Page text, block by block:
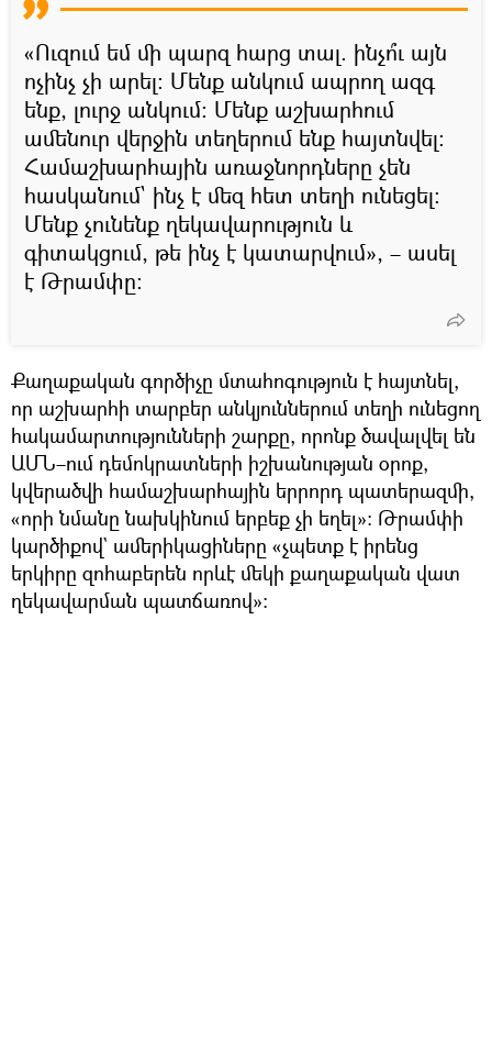
«Ուզում եմ մի պարզ հարց տալ. ինչո՞ւ այն
ոչինչ չի արել։ Մենք անկում ապրող ազգ
ենք, լուրջ անկում։ Մենք աշխարհում
ամենուր վերջին տեղերում ենք հայտնվել։
Համաշխարհային առաջնորդները չեն
հասկանում` ինչ է մեզ հետ տեղի ունեցել։
Մենք չունենք ղեկավարություն և
գիտակցում, թե ինչ է կատարվում», – ասել
է Թրամփը։
Քաղաքական գործիչը մտահոգություն է հայտնել,
որ աշխարհի տարբեր անկյուններում տեղի ունեցող
հակամարտությունների շարքը, որոնք ծավալվել են
ԱՄՆ–ում դեմոկրատների իշխանության օրոք,
կվերածվի համաշխարհային երրորդ պատերազմի,
«որի նմանը նախկինում երբեք չի եղել»։ Թրամփի
կարծիքով` ամերիկացիները «չպետք է իրենց
երկիրը զոհաբերեն որևէ մեկի քաղաքական վատ
ղեկավարման պատճառով»։